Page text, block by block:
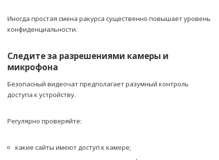
Иногда простая смена ракурса существенно повышает уровень
конфиденциальности.
Следите за разрешениями камеры и
микрофона
Безопасный видеочат предполагает разумный контроль
доступа к устройству.
Регулярно проверяйте:
какие сайты имеют доступ к камере;